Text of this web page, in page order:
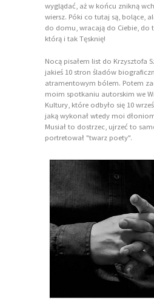
wyglądać, aż w końcu znikną
wiersz. Póki co tutaj są, bolące,
do domu, wracają do Ciebie, do
którą i tak Tęsknię!
Nocą pisałem list do Krzysztofa
jakieś 10 stron śladów
atramentowym bólem. Potem
moim spotkaniu autorskim we
Kultury, które odbyło się 10
jaką wykonał wtedy moi
Musiał to dostrzec, ujrzeć to
portretował "twarz poety".